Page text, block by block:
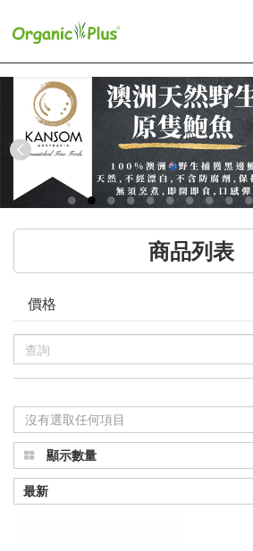
香
港
有
機
食
品
店
嚴
選
歐
美
產
品
真
正
Previous
商品列表
價格
沒有選取任何項目
顯示數量
最新